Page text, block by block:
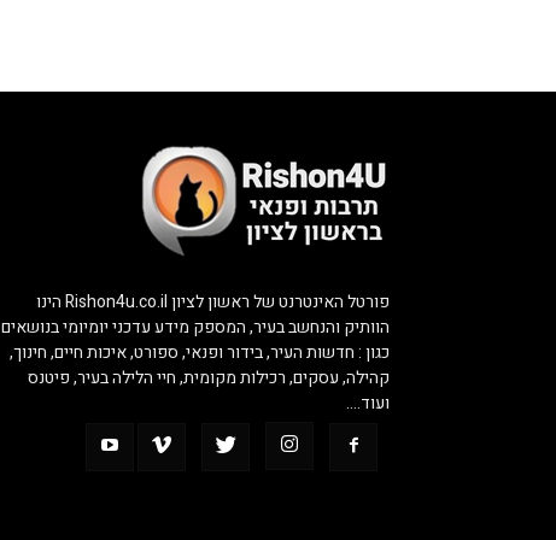
פורטל האינטרנט של ראשון לציון Rishon4u.co.il הינו
הוותיק והנחשב בעיר, המספק מידע עדכני יומיומי בנושאים
כגון : חדשות העיר, בידור ופנאי, ספורט, איכות חיים, חינוך,
קהילה, עסקים, רכילות מקומית, חיי הלילה בעיר, פיטנס
ועוד….